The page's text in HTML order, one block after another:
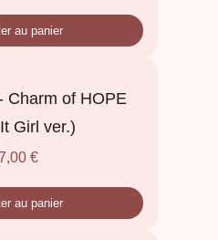
au panier
Charm of HOPE
Girl ver.)
€
au panier